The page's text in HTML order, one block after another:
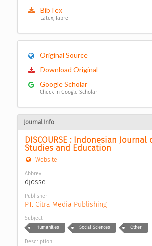
BibTex
Latex, Jabref
Original Source
Download Original
Google Scholar
Check in Google Scholar
Journal Info
DISCOURSE : Indonesian Journal
Studies and Education
Website
Abbrev
djosse
Publisher
PT. Citra Media Publishing
Subject
Humanities Social Sciences Other
Description